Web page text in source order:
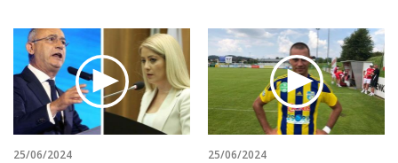
25/06/2024 25/06/2024